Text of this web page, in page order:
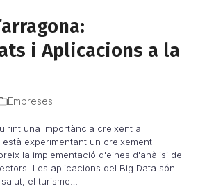
i Aplicacions a la
Empreses
una importància creixent a
experimentant un creixement
la implementació d'eines d'anàlisi de
Les aplicacions del Big Data són
el turisme…